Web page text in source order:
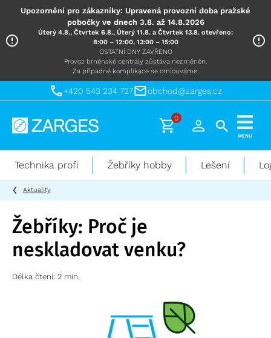
Upozornění pro zákazníky: Upravená provozní doba pražské
pobočky ve dnech 3.8. až 14.8.2026
Úterý 4.8., Čtvrtek 6.8., Úterý 11.8. a Čtvrtek 13.8. otevřeno:
8:00 – 12:00, 13:00 – 15:00
OSTATNÍ DNY ZAVŘENO
Provoz brněnské centrály zůstáva nezměněn.
Za případné komplikace se omlouváme.
+420 543 234 727 obchod@zarges.cz
Technika
práci
výškách
0
MENU
Technika profi Žebříky hobby Lešení
Aktuality
Žebříky: Proč je
neskladovat venku?
Délka čtení: 2 min.